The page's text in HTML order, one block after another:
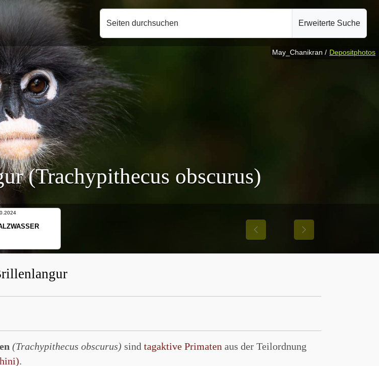
Seiten durchsuchen Erweiterte Suche
(Trachypithecus obscurus)
Previous Next
May_Chanikran / Depositphotos
(Trachypithecus obscurus) sind tagaktive Primaten aus der Teilordnung
.